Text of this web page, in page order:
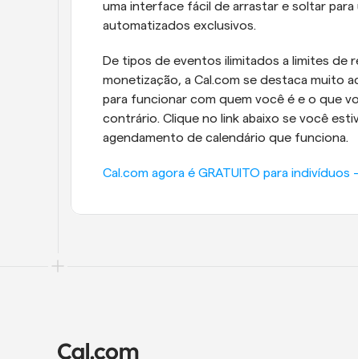
uma interface fácil de arrastar e soltar
automatizados exclusivos.
De tipos de eventos ilimitados a limites de
monetização, a Cal.com se destaca muito
para funcionar com quem você é e o que
contrário. Clique no link abaixo se você
agendamento de calendário que funciona.
Cal.com agora é GRATUITO para indivíduos